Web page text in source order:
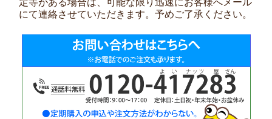
定等がある場合は、可能な限り迅速にお客様へメール
にて連絡させていただきます。予めご了承ください。